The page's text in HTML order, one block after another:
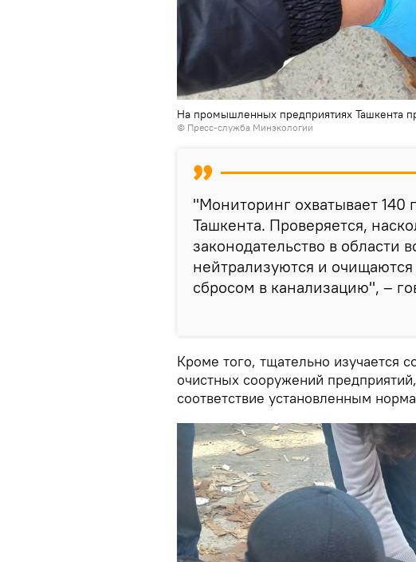
На промышленных предприятиях Ташкента
© Пресс-служба Минэкологии
"Мониторинг охватывает
Ташкента. Проверяется,
законодательство в области
нейтрализуются и
сбросом в канализацию", –
Кроме того, тщательно изучается
очистных сооружений
соответствие установленным